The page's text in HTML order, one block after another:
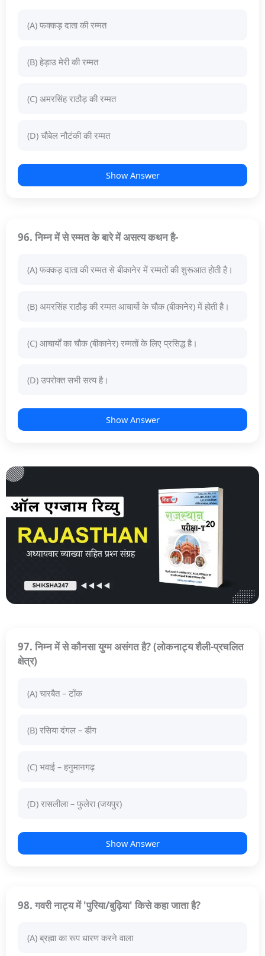
(A) फक्कड़ दाता की रम्मत
(B) हेड़ाउ मेरी की रम्मत
(C) अमरसिंह राठौड़ की रम्मत
(D) चौबेल नौटंकी की रम्मत
Show Answer
96. निम्न में से रम्मत के बारे में असत्य कथन है-
(A) फक्कड़ दाता की रम्मत से बीकानेर में रम्मतों की शुरूआत होती है।
(B) अमरसिंह राठौड़ की रम्मत आचार्यो के चौक (बीकानेर) में होती है।
(C) आचार्यों का चौक (बीकानेर) रम्मतों के लिए प्रसिद्ध है।
(D) उपरोक्त सभी सत्य है।
Show Answer
97. निम्न में से कौनसा युग्म असंगत है? (लोकनाट्य शैली-प्रचलित
क्षेत्र)
(A) चारबैत – टोंक
(B) रसिया दंगल – डीग
(C) भवाई – हनुमानगढ़
(D) रासलीला – फुलेरा (जयपुर)
Show Answer
98. गवरी नाट्य में 'पुरिया/बुढ़िया' किसे कहा जाता है?
(A) ब्रह्मा का रूप धारण करने वाला